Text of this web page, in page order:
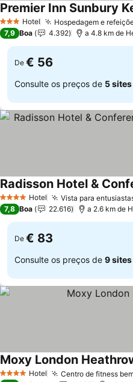
3 EstrelasHotel Hospedagem e
Premier Inn Sunbury
7,9 Boa 4.392 a 4.8 km de
De € 56
Consulte os preços de 5 sites
4 EstrelasHotel Vista para
Ver preços
7,8 Boa 22.616 a 2.6 km de
De € 83
Consulte os preços de 9 sites
4 EstrelasHotel Centro de fitness
Moxy London